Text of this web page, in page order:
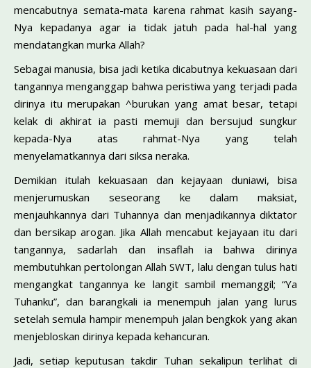
mencabutnya semata-mata karena rahmat kasih sayang-
Nya kepadanya agar ia tidak jatuh pada hal-hal yang
mendatangkan murka Allah?
Sebagai manusia, bisa jadi ketika dicabutnya kekuasaan dari
tangannya menganggap bahwa peristiwa yang terjadi pada
dirinya itu merupakan ^burukan yang amat besar, tetapi
kelak di akhirat ia pasti memuji dan bersujud sungkur
kepada-Nya atas rahmat-Nya yang telah
menyelamatkannya dari siksa neraka.
Demikian itulah kekuasaan dan kejayaan duniawi, bisa
menjerumuskan seseorang ke dalam maksiat,
menjauhkannya dari Tuhannya dan menjadikannya diktator
dan bersikap arogan. Jika Allah mencabut kejayaan itu dari
tangannya, sadarlah dan insaflah ia bahwa dirinya
membutuhkan pertolongan Allah SWT, lalu dengan tulus hati
mengangkat tangannya ke langit sambil memanggil; “Ya
Tuhanku”, dan barangkali ia menempuh jalan yang lurus
setelah semula hampir menempuh jalan bengkok yang akan
menjebloskan dirinya kepada kehancuran.
Jadi, setiap keputusan takdir Tuhan sekalipun terlihat di